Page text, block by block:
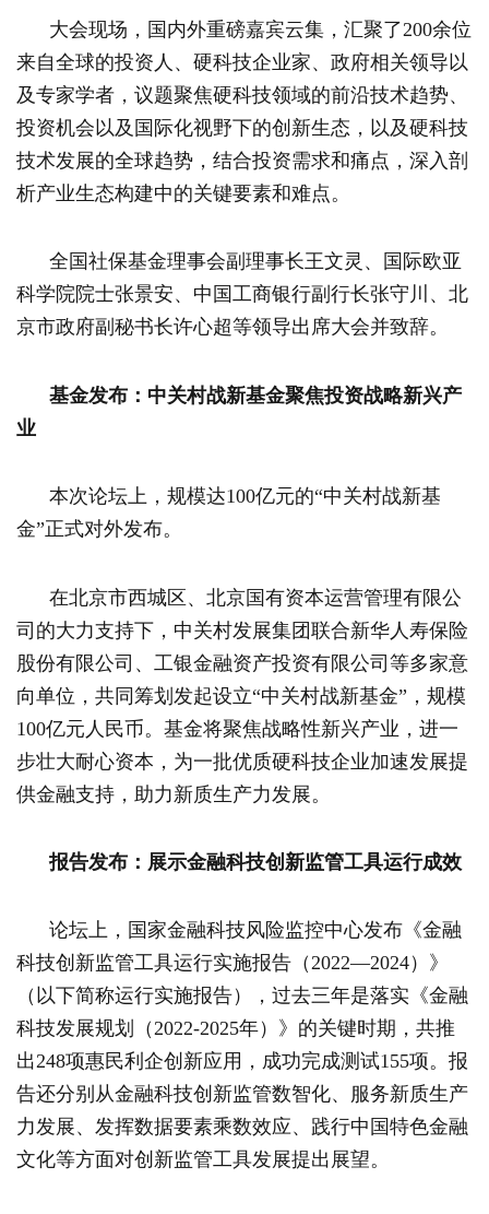
大会现场，国内外重磅嘉宾云集，汇聚了200余位
来自全球的投资人、硬科技企业家、政府相关领导以
及专家学者，议题聚焦硬科技领域的前沿技术趋势、
投资机会以及国际化视野下的创新生态，以及硬科技
技术发展的全球趋势，结合投资需求和痛点，深入剖
析产业生态构建中的关键要素和难点。
全国社保基金理事会副理事长王文灵、国际欧亚
科学院院士张景安、中国工商银行副行长张守川、北
京市政府副秘书长许心超等领导出席大会并致辞。
基金发布：中关村战新基金聚焦投资战略新兴产
业
本次论坛上，规模达100亿元的“中关村战新基
金”正式对外发布。
在北京市西城区、北京国有资本运营管理有限公
司的大力支持下，中关村发展集团联合新华人寿保险
股份有限公司、工银金融资产投资有限公司等多家意
向单位，共同筹划发起设立“中关村战新基金”，规模
100亿元人民币。基金将聚焦战略性新兴产业，进一
步壮大耐心资本，为一批优质硬科技企业加速发展提
供金融支持，助力新质生产力发展。
报告发布：展示金融科技创新监管工具运行成效
论坛上，国家金融科技风险监控中心发布《金融
科技创新监管工具运行实施报告（2022—2024）》
（以下简称运行实施报告），过去三年是落实《金融
科技发展规划（2022-2025年）》的关键时期，共推
出248项惠民利企创新应用，成功完成测试155项。报
告还分别从金融科技创新监管数智化、服务新质生产
力发展、发挥数据要素乘数效应、践行中国特色金融
文化等方面对创新监管工具发展提出展望。